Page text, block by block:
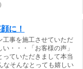
に！
工事を施工させていただ
・・・「お客様の声」
ていただきまして本当
なそんなとっても嬉しい